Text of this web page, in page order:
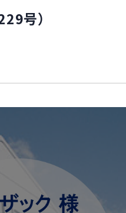
号）